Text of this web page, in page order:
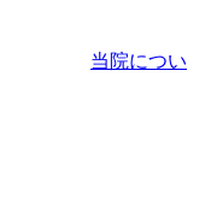
当院につい